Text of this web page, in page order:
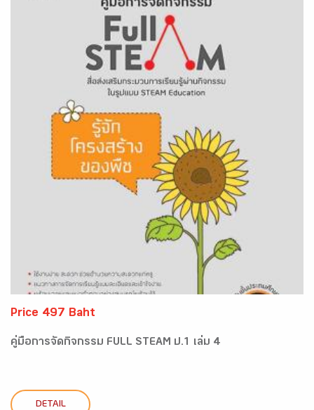
Price 497 Baht
คู่มือการจัดกิจกรรม FULL STEAM ป.1 เล่ม 4
DETAIL